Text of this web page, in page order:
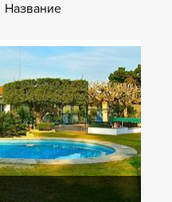
Название